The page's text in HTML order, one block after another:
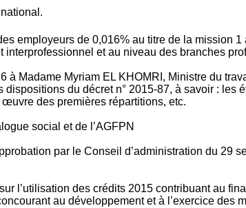
employeurs de 0,016% au titre de la mission
et au niveau des branches
Madame Myriam EL KHOMRI, Ministre du
du décret n° 2015-87, à savoir :
des premières répartitions, etc.
social et de l’AGFPN
par le Conseil d’administration du 29
l’utilisation des crédits 2015 contribuant au
au développement et à l’exercice des